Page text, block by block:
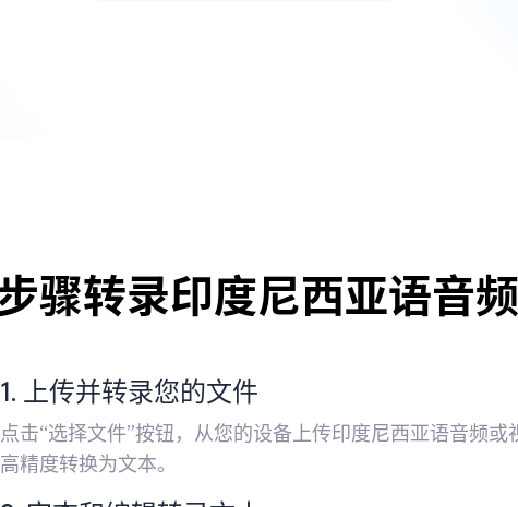
骤转录印度尼西亚语音
1. 上传并转录您的文件
点击“选择文件”按钮，从您的设备上传印度尼西亚语音频
高精度转换为文本。